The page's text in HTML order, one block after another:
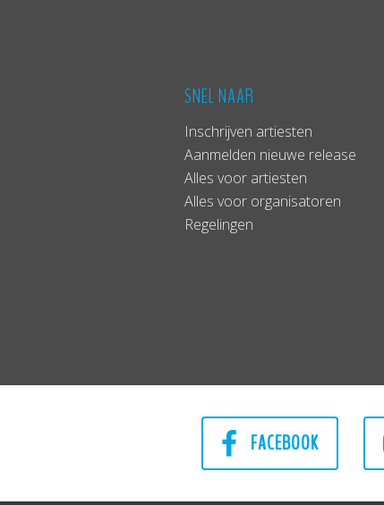
SNEL NAAR
Inschrijven artiesten
Aanmelden nieuwe release
Alles voor artiesten
Alles voor organisatoren
Regelingen
FACEBOOK